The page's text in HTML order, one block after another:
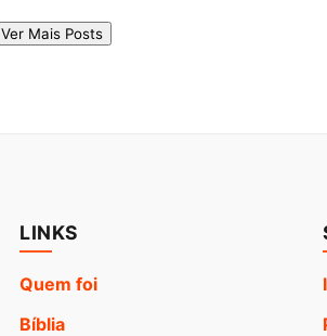
Ver Mais Posts
LINKS
Quem foi
Bíblia